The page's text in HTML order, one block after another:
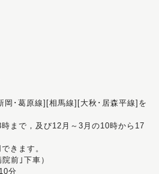
岡･葛原線][相馬線][大秋･居森平線]を
まで，及び12月～3月の10時から17
きます。
前｣下車）
分